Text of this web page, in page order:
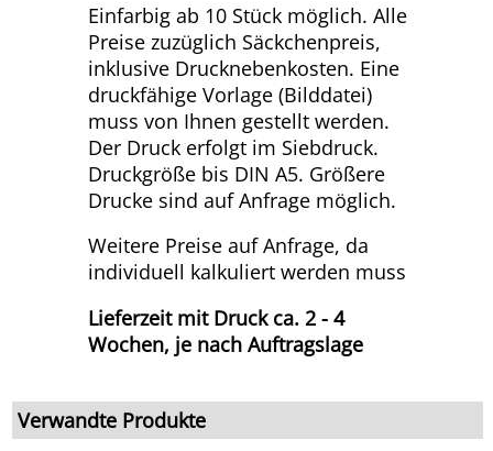
Einfarbig ab 10 Stück möglich. Alle
Preise zuzüglich Säckchenpreis,
inklusive Drucknebenkosten. Eine
druckfähige Vorlage (Bilddatei)
muss von Ihnen gestellt werden.
Der Druck erfolgt im Siebdruck.
Druckgröße bis DIN A5. Größere
Drucke sind auf Anfrage möglich.
Weitere Preise auf Anfrage, da
individuell kalkuliert werden muss
Lieferzeit mit Druck ca. 2 - 4
Wochen, je nach Auftragslage
Verwandte Produkte